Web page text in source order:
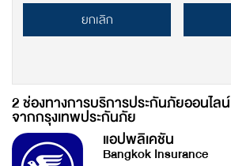
ยกเลิก
2 ช่องทางการบริการประกันภัยออนไลน์
จากกรุงเทพประกันภัย
แอปพลิเคชัน
Bangkok Insurance